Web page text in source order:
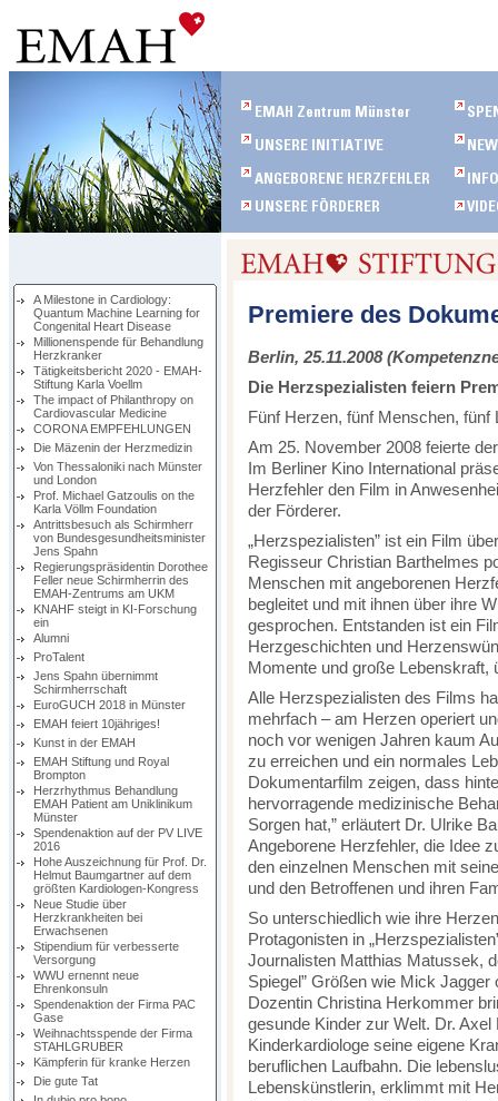
A Milestone in Cardiology:
Quantum Machine Learning for
Congenital Heart Disease
Millionenspende für Behandlung
Herzkranker
Tätigkeitsbericht 2020 - EMAH-
Stiftung Karla Voellm
The impact of Philanthropy on
Cardiovascular Medicine
CORONA EMPFEHLUNGEN
Die Mäzenin der Herzmedizin
Von Thessaloniki nach Münster
und London
Prof. Michael Gatzoulis on the
Karla Völlm Foundation
Antrittsbesuch als Schirmherr
von Bundesgesundheitsminister
Jens Spahn
Regierungspräsidentin Dorothee
Feller neue Schirmherrin des
EMAH-Zentrums am UKM
KNAHF steigt in KI-Forschung
ein
Alumni
ProTalent
Jens Spahn übernimmt
Schirmherrschaft
EuroGUCH 2018 in Münster
EMAH feiert 10jähriges!
Kunst in der EMAH
EMAH Stiftung und Royal
Brompton
Herzrhythmus Behandlung
EMAH Patient am Uniklinikum
Münster
Spendenaktion auf der PV LIVE
2016
Hohe Auszeichnung für Prof. Dr.
Helmut Baumgartner auf dem
größten Kardiologen-Kongress
Neue Studie über
Herzkrankheiten bei
Erwachsenen
Stipendium für verbesserte
Versorgung
WWU ernennt neue
Ehrenkonsuln
Spendenaktion der Firma PAC
Gase
Weihnachtsspende der Firma
STAHLGRUBER
Kämpferin für kranke Herzen
Die gute Tat
Premiere des
Berlin, 25.11.2008
Die Herzspezialisten feiern
Fünf Herzen, fünf Menschen, fünf
Am 25. November 2008 feierte
Im Berliner Kino International
Herzfehler den Film in
der Förderer.
„Herzspezialisten” ist ein Film
Regisseur Christian Barthelmes
Menschen mit angeborenen
begleitet und mit ihnen über ihre
gesprochen. Entstanden ist ein
Herzgeschichten und
Momente und große Lebenskraft,
Alle Herzspezialisten des Films
mehrfach – am Herzen operiert
noch vor wenigen Jahren kaum
zu erreichen und ein normales
Dokumentarfilm zeigen, dass
hervorragende medizinische
Sorgen hat,” erläutert Dr. Ulrike
Angeborene Herzfehler, die Idee
den einzelnen Menschen mit
und den Betroffenen und ihren
So unterschiedlich wie ihre
Protagonisten in
Journalisten Matthias Matussek,
Spiegel” Größen wie Mick
Dozentin Christina Herkommer
gesunde Kinder zur Welt. Dr.
Kinderkardiologe seine eigene
beruflichen Laufbahn. Die
Lebenskünstlerin, erklimmt mit